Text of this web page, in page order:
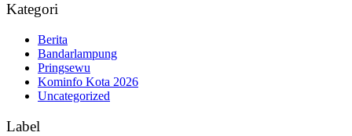
Kategori
Berita
Bandarlampung
Pringsewu
Kominfo Kota 2026
Uncategorized
Label